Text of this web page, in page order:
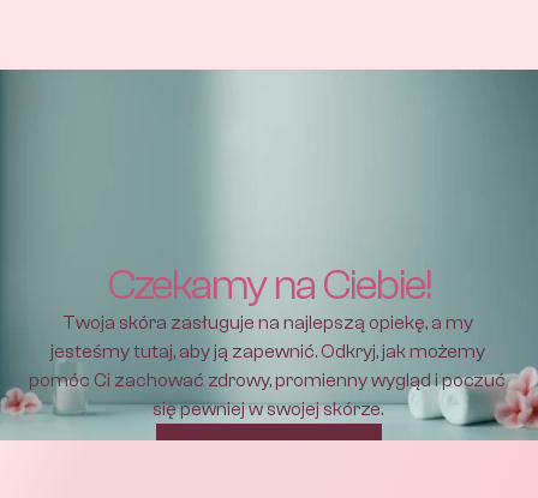
Czekamy na Ciebie!
Twoja skóra zasługuje na najlepszą opiekę, a my
jesteśmy tutaj, aby ją zapewnić. Odkryj, jak możemy
pomóc Ci zachować zdrowy, promienny wygląd i poczuć
się pewniej w swojej skórze.